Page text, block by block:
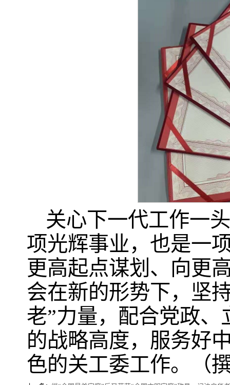
关心下一代工作一
项光辉事业，也是一
更高起点谋划、向更
会在新的形势下，坚
老”力量，配合党政、
的战略高度，服务好
色的关工委工作。（